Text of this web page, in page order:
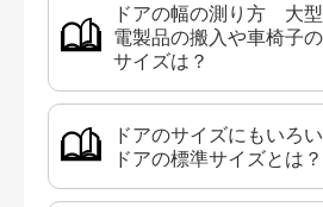
ドアの幅の測り方 大
電製品の搬入や車椅子
サイズは？
ドアのサイズにもいろ
ドアの標準サイズとは？